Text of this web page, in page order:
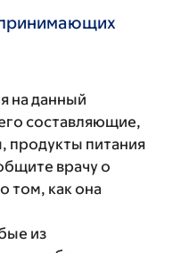
на данный
составляющие,
продукты питания
врачу о
том, как она
из